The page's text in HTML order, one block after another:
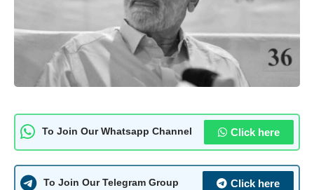
To Join Our Whatsapp Channel Click here
To Join Our Telegram Group Click here